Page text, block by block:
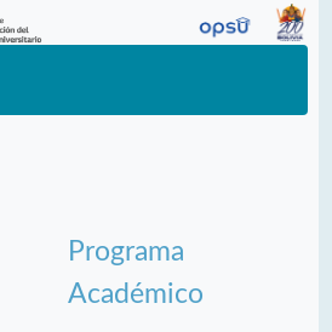
Programa
Académico